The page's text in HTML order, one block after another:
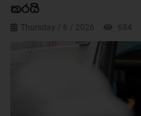
කරයි
Thursday / 6 / 2026 684